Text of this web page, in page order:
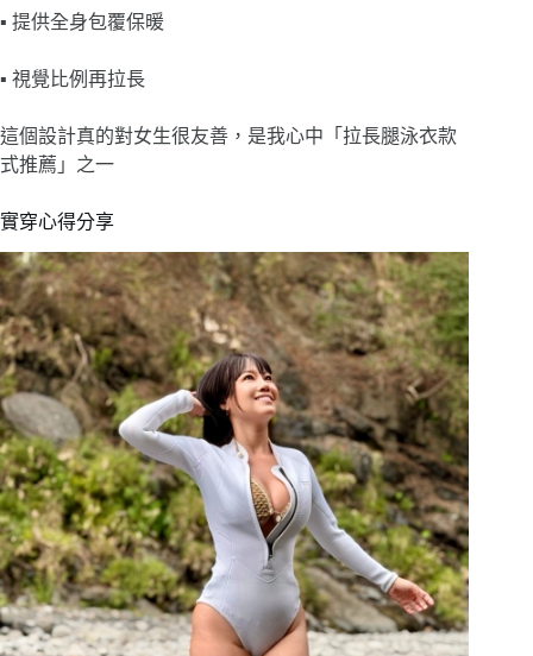
▪️ 提供全身包覆保暖
▪️ 視覺比例再拉長
這個設計真的對女生很友善，是我心中「拉長腿泳衣款
式推薦」之一
實穿心得分享